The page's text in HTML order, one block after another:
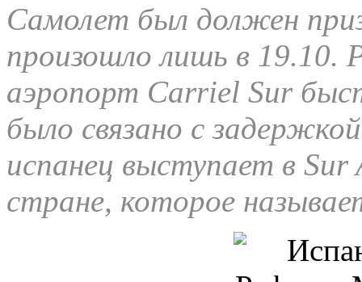
Самолет был должен
произошло лишь в 19.10.
аэропорт Carriel Sur
было связано с
испанец выступает в Sur
стране, которое